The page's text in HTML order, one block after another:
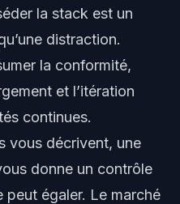
la stack est un
distraction.
la conformité,
et l’itération
continues.
vous décrivent, une
donne un contrôle
peut égaler. Le marché